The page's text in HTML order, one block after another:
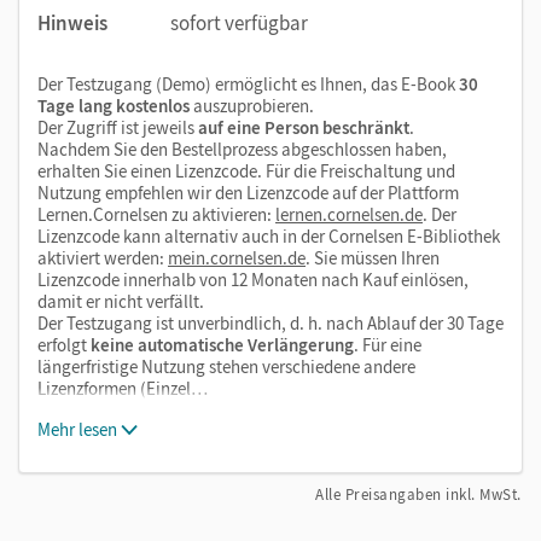
Hinweis
sofort verfügbar
Der Testzugang (Demo) ermöglicht es Ihnen, das E-Book30
Tage lang kostenlosauszuprobieren.
Der Zugriff ist jeweilsauf eine Person beschränkt.
Nachdem Sie den Bestellprozess abgeschlossen haben,
erhalten Sie einen Lizenzcode. Für die Freischaltung und
Nutzung empfehlen wir den Lizenzcode auf der Plattform
Lernen.Cornelsen zu aktivieren: lernen.cornelsen.de. Der
Lizenzcode kann alternativ auch in der Cornelsen E-Bibliothek
aktiviert werden: mein.cornelsen.de. Sie müssen Ihren
Lizenzcode innerhalb von 12 Monaten nach Kauf einlösen,
damit er nicht verfällt.
Der Testzugang ist unverbindlich, d. h. nach Ablauf der 30 Tage
erfolgt keine automatische Verlängerung. Für eine
längerfristige Nutzung stehen verschiedene andere
Lizenzformen (Einzel…
Mehr lesen
Alle Preisangaben inkl. MwSt.